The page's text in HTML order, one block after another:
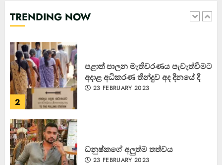
TRENDING NOW
1
2
පළාත් පාලන මැතිවරණය පැවැත්වීමට
අදාළ අධිකරණ තීන්දුව අද දිනයේ දී
23 FEBRUARY 2023
ධනුෂ්කගේ අලුත්ම තත්වය
23 FEBRUARY 2023